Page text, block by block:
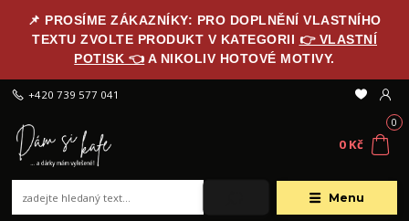
📌 PROSÍME ZÁKAZNÍKY: PRO DOPLNĚNÍ VLASTNÍHO
TEXTU ZVOLTE PRODUKT V KATEGORII 👉 VLASTNÍ
POTISK 👈 A NIKOLIV HOTOVÉ MOTIVY.
Menu
+420 739 577 041
0
0 Kč